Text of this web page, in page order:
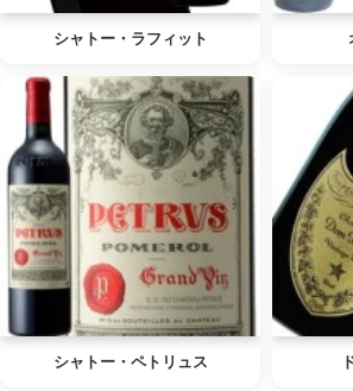
シャトー・ラフィット
シャトー・ペトリュス